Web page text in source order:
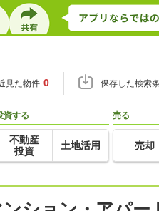
見た物件 0 保存した検索
資する
不動産
投資
土地活用
売る
売却